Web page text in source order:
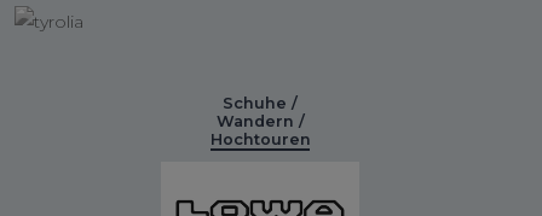
Schuhe /
Wandern /
Hochtouren